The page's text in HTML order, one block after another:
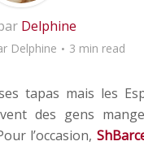
Delphine
Delphine 3 min read
tapas mais les
des gens
l’occasion,